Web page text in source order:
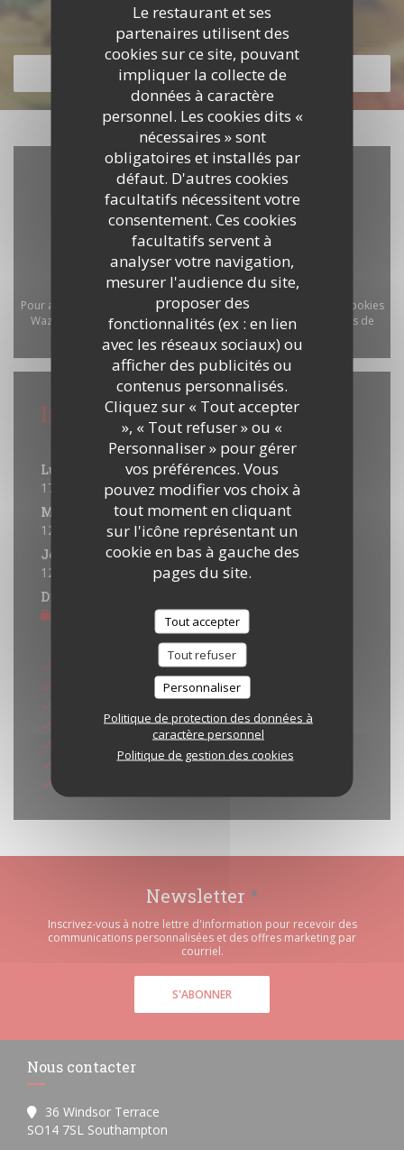
Le restaurant et ses
partenaires utilisent des
cookies sur ce site, pouvant
impliquer la collecte de
données à caractère
personnel. Les cookies dits «
nécessaires » sont
obligatoires et installés par
défaut. D'autres cookies
facultatifs nécessitent votre
consentement. Ces cookies
facultatifs servent à
analyser votre navigation,
mesurer l'audience du site,
proposer des
fonctionnalités (ex : en lien
avec les réseaux sociaux) ou
afficher des publicités ou
contenus personnalisés.
Cliquez sur « Tout accepter
», « Tout refuser » ou «
Personnaliser » pour gérer
vos préférences. Vous
pouvez modifier vos choix à
tout moment en cliquant
sur l'icône représentant un
cookie en bas à gauche des
pages du site.
Tout accepter
Tout refuser
Personnaliser
Politique de protection des données à
caractère personnel
Politique de gestion des cookies
Découvrir notre carte
DÉCOUVRIR NOTRE CARTE
Pour afficher la carte interactive Waze, vous devez accepter les cookies
Waze Map (Google). Ces cookies peuvent collecter des données de
navigation et de localisation. Autoriser
Infos pratiques
Horaires
Lundi
17h00 - 21h30
Mar
12h00 - 21h30
Jeu
12h00 - 22h00
Dimanche
Moyens de paiement
Eurocard/Mastercard
American Express
Newsletter *
Inscrivez-vous à notre lettre d'information pour recevoir des
communications personnalisées et des offres marketing par
courriel.
S'ABONNER
Nous contacter
36 Windsor Terrace
SO14 7SL Southampton